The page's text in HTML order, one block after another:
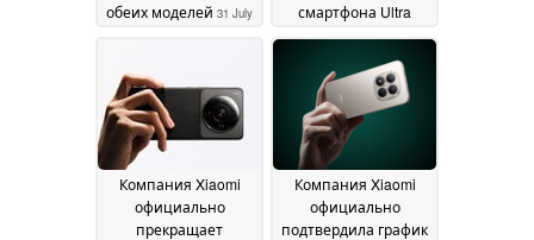
обеих моделей 31 July
смартфона Ultra
09 July 2026
Компания Xiaomi
официально
прекращает
Компания Xiaomi
официально
подтвердила график